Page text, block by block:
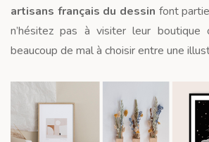
artisans français du dessin font
n’hésitez pas à visiter leur boutique
beaucoup de mal à choisir entre une